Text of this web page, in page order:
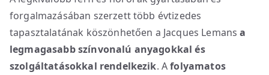
forgalmazásában szerzett több évtizedes
tapasztalatának köszönhetően a Jacques Lemansa
legmagasabb színvonalú anyagokkal és
szolgáltatásokkal rendelkezik. Afolyamatos